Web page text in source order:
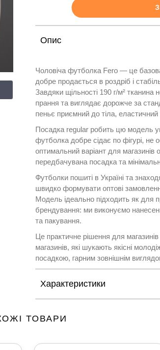
Опис
Чоловіча футболка Fero — це
добре продається в роздріб і
Завдяки щільності 190 г/м² тканина
прання та виглядає дорожче за
пеньє приємний до тіла,
Посадка regular робить цю модель
футболка добре сідає по фігурі, не
оптимальний варіант для
передбачувана посадка та
Футболки пошиті в Україні та
швидко формувати оптові
Модель ідеально підходить як для
брендування: ми виконуємо
та пакування.
Це практичне рішення для
магазинів, які шукають якісні
посадкою, гарним зовнішнім
Характеристики
ТОВАРИ